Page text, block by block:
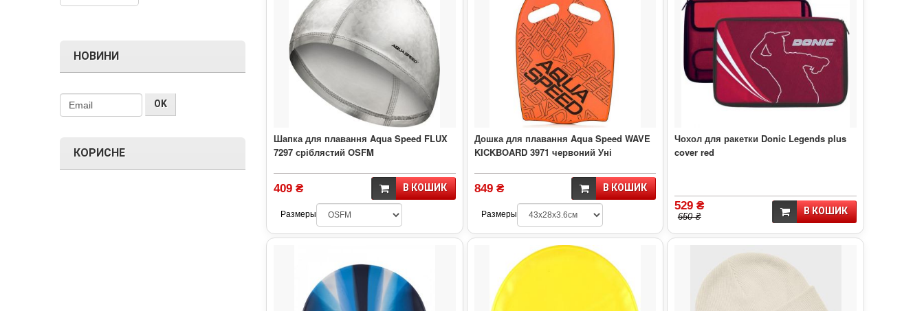
НОВИНИ
КОРИСНЕ
Шапка для плавання Aqua Speed FLUX
7297 сріблястий OSFM
409 ₴ В КОШИК
Размеры
Дошка для плавання Aqua Speed WAVE
KICKBOARD 3971 червоний Уні
849 ₴ В КОШИК
Размеры
Чохол для ракетки Donic Legends plus
cover red
529 ₴
650 ₴
В КОШИК